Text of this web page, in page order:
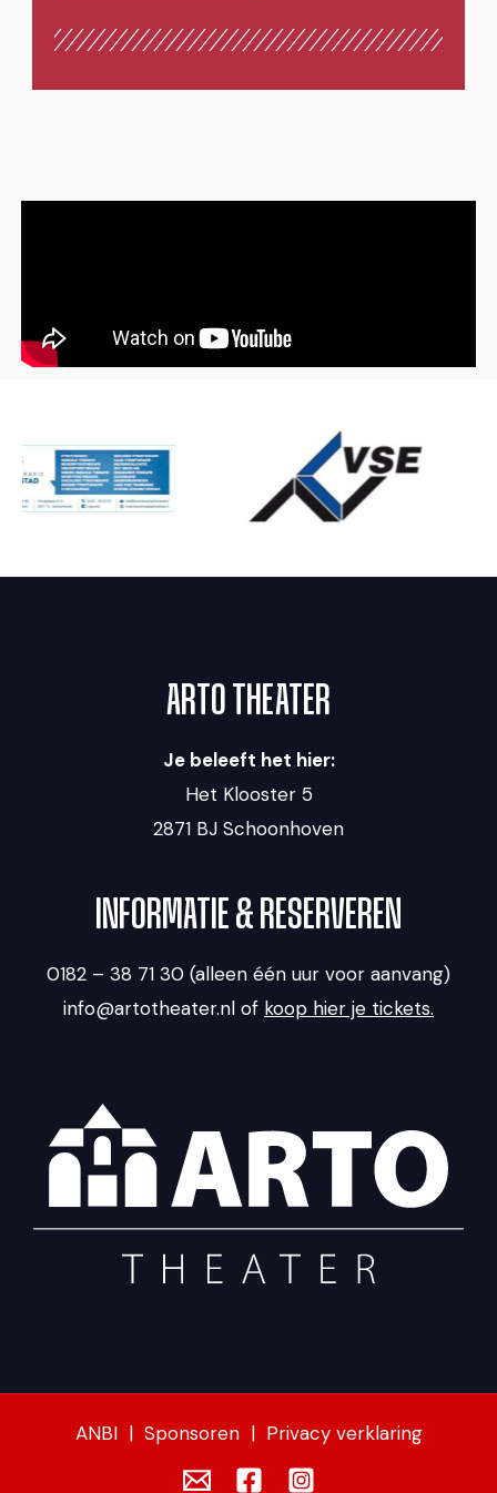
ARTO THEATER
Je beleeft het hier:
Het Klooster 5
2871 BJ Schoonhoven
INFORMATIE & RESERVEREN
0182 – 38 71 30 (alleen één uur voor aanvang)
info@artotheater.nl of koop hier je tickets.
ANBI| Sponsoren| Privacy verklaring